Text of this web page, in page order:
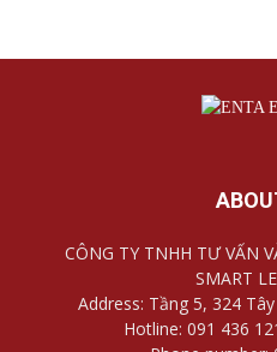
CÔNG TY TNHH TƯ VẤN
SMART
Address: Tầng 5, 324
Hotline: 091 436